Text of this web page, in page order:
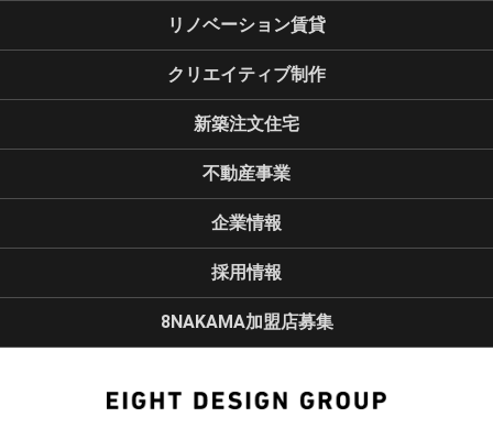
リノベーション賃貸
クリエイティブ制作
新築注文住宅
不動産事業
企業情報
採用情報
8NAKAMA加盟店募集